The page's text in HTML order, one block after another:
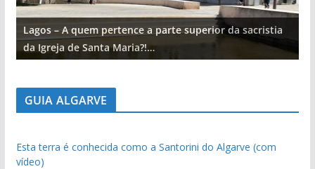
Lagos – A quem pertence a parte superior da sacristia
da Igreja de Santa Maria?!…
GUIA ALGARVE
Esta terra é conhecida como a Santorini do Algarve (com
vídeo)